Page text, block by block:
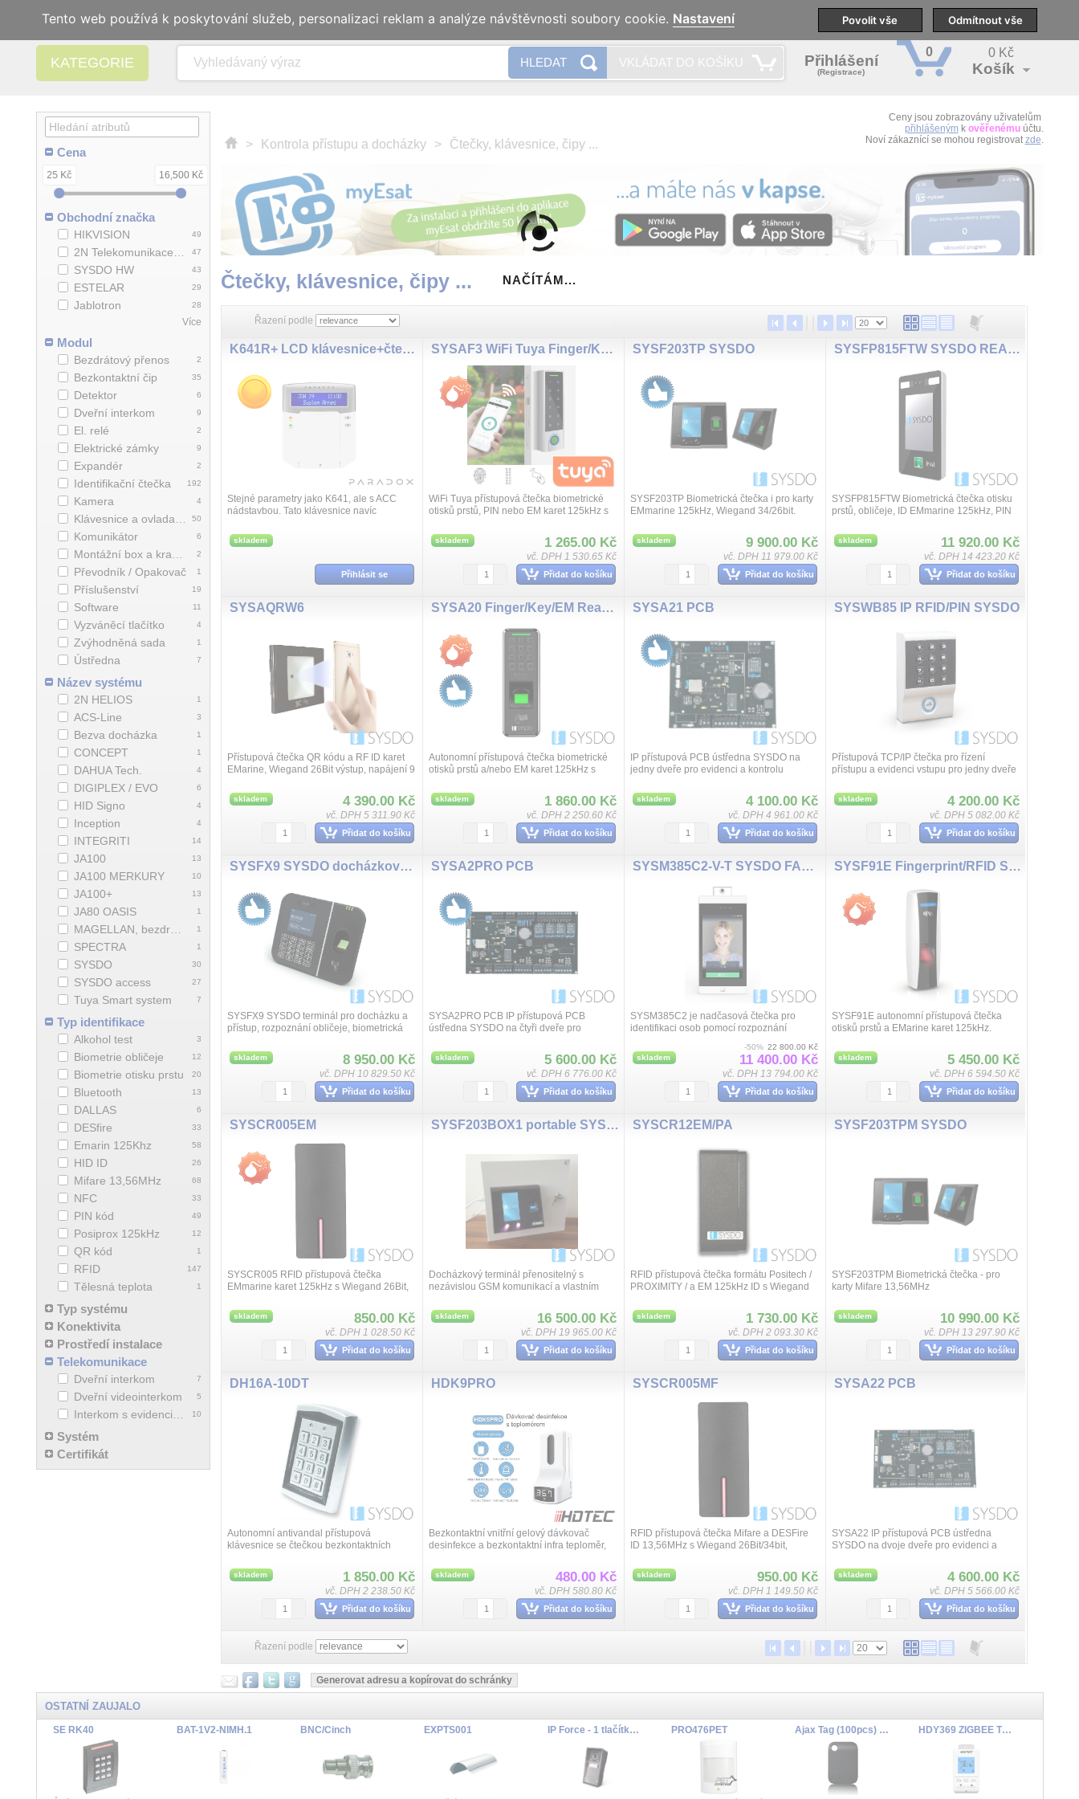
Naše pobočky Technická podpora CS
KATEGORIE HLEDAT VKLÁDAT DO KOŠÍKU Přihlášení
(Registrace)
0 0 Kč
Košík
Cena
25 Kč 16,500 Kč
Obchodní značka
49
HIKVISION
47
43
SYSDO HW
29
ESTELAR
28
Jablotron
Více
Modul
2
Bezdrátový přenos
35
Bezkontaktní čip
6
Detektor
9
Dveřní interkom
2
El. relé
9
Elektrické zámky
2
Expandér
192
Identifikační čtečka
4
Kamera
50
6
Komunikátor
2
1
Převodník / Opakovač
19
Příslušenství
11
Software
4
Vyzváněcí tlačítko
1
Zvýhodněná sada
7
Ústředna
Název systému
1
2N HELIOS
3
ACS-Line
1
Bezva docházka
1
CONCEPT
4
DAHUA Tech.
6
DIGIPLEX / EVO
4
HID Signo
4
Inception
14
INTEGRITI
13
JA100
10
JA100 MERKURY
13
JA100+
1
JA80 OASIS
1
MAGELLAN, bezdrátový systém
1
SPECTRA
30
SYSDO
27
SYSDO access
7
Tuya Smart system
Typ identifikace
3
Alkohol test
12
Biometrie obličeje
20
Biometrie otisku prstu
13
Bluetooth
6
DALLAS
33
DESfire
58
Emarin 125Khz
26
HID ID
68
Mifare 13,56MHz
33
NFC
49
PIN kód
12
Posiprox 125kHz
1
QR kód
147
RFID
1
Tělesná teplota
Typ systému
Konektivita
Prostředí instalace
Telekomunikace
7
Dveřní interkom
5
Dveřní videointerkom
10
Systém
Certifikát
> Kontrola přístupu a docházky > Čtečky, klávesnice, čipy ...
Ceny jsou zobrazovány uživatelům
přihlášenýmk ověřenémuúčtu.
Noví zákaznící se mohou registrovatzde.
Čtečky, klávesnice, čipy ... NAČÍTÁM...
Řazení podle
K641R+ LCD klávesnice+čtečka
Stejné parametry jako K641, ale s ACC
nádstavbou. Tato klávesnice navíc
a přístupový modul. Modře podsvícený ...
skladem
Přihlásit se
SYSAF3 WiFi Tuya Finger/Key/EM Reader WG
WiFi Tuya přístupová čtečka biometrické
otisků prstů, PIN nebo EM karet 125kHz s
uživatelů, autonomní funkce, výstup relé,...
skladem 1 265.00 Kč
vč. DPH 1 530.65 Kč
Přidat do košíku
SYSF203TP SYSDO
SYSF203TP Biometrická čtečka i pro karty
EMmarine 125kHz, Wiegand 34/26bit.
skladem 9 900.00 Kč
vč. DPH 11 979.00 Kč
Přidat do košíku
SYSFP815FTW SYSDO READER, WiFi, IP65
SYSFP815FTW Biometrická čtečka otisku
prstů, obličeje, ID EMmarine 125kHz, PIN
34/26bit. WiFI, Ethernet port, napáje...
skladem 11 920.00 Kč
vč. DPH 14 423.20 Kč
Přidat do košíku
SYSAQRW6
Přístupová čtečka QR kódu a RF ID karet
EMarine, Wiegand 26Bit výstup, napájení 9
86x86x42mm.
skladem 4 390.00 Kč
vč. DPH 5 311.90 Kč
Přidat do košíku
SYSA20 Finger/Key/EM Reader
Autonomní přístupová čtečka biometrické
otisků prstů a/nebo EM karet 125kHz s
uživatelů, autonomní funkce, výstup relé, ...
skladem 1 860.00 Kč
vč. DPH 2 250.60 Kč
Přidat do košíku
SYSA21 PCB
IP přístupová PCB ústředna SYSDO na
jedny dveře pro evidenci a kontrolu
Přístupový modul podporuje TCP/IP P2P
k...
skladem 4 100.00 Kč
vč. DPH 4 961.00 Kč
Přidat do košíku
SYSWB85 IP RFID/PIN SYSDO
Přístupová TCP/IP čtečka pro řízení
přístupu a evidenci vstupu pro jedny dveře
Čtečka má Wigand vstup pro přip...
skladem 4 200.00 Kč
vč. DPH 5 082.00 Kč
Přidat do košíku
SYSFX9 SYSDO docházkový a přístupový terminál
SYSFX9 SYSDO terminál pro docházku a
přístup, rozpoznání obličeje, biometrická
objednání Mifare 13,56kHz/, kód. Komuni...
skladem 8 950.00 Kč
vč. DPH 10 829.50 Kč
Přidat do košíku
SYSA2PRO PCB
SYSA2PRO PCB IP přístupová PCB
ústředna SYSDO na čtyři dveře pro
jednoho směru. Přístupový modul
podporuje ...
skladem 5 600.00 Kč
vč. DPH 6 776.00 Kč
Přidat do košíku
SYSM385C2-V-T SYSDO FACE READER + TEMP
SYSM385C2 je nadčasová čtečka pro
identifikaci osob pomocí rozpoznání
rozpoznání nasazené ochranné roušky v
systému...
skladem
-50% 22 800.00 Kč
11 400.00 Kč
vč. DPH 13 794.00 Kč
Přidat do košíku
SYSF91E Fingerprint/RFID SYSDO acces reader
SYSF91E autonomní přístupová čtečka
otisků prstů a EMarine karet 125kHz.
portálem SYSDO vytvoří ucelený systém
evidence d...
skladem 5 450.00 Kč
vč. DPH 6 594.50 Kč
Přidat do košíku
SYSCR005EM
SYSCR005 RFID přístupová čtečka
EMmarine karet 125kHz s Wiegand 26Bit,
rozměry 49 x 20 x 110mm, krytí IP68
skladem 850.00 Kč
vč. DPH 1 028.50 Kč
Přidat do košíku
SYSF203BOX1 portable SYSDO
Docházkový terminál přenositelný s
nezávislou GSM komunikací a vlastním
LTE/3G/2G. Vhodné na stavby. Obsahuje
čtečku S...
skladem 16 500.00 Kč
vč. DPH 19 965.00 Kč
Přidat do košíku
SYSCR12EM/PA
RFID přístupová čtečka formátu Positech /
PROXIMITY / a EM 125kHz ID s Wiegand
150 mA, rozměry 100 x 46 x 20 ...
skladem 1 730.00 Kč
vč. DPH 2 093.30 Kč
Přidat do košíku
SYSF203TPM SYSDO
SYSF203TPM Biometrická čtečka - pro
karty Mifare 13,56MHz
skladem 10 990.00 Kč
vč. DPH 13 297.90 Kč
Přidat do košíku
DH16A-10DT
Autonomní antivandal přístupová
klávesnice se čtečkou bezkontaktních
Krytí IP65, robustní kovové provedení,
kovová podsvě...
skladem 1 850.00 Kč
vč. DPH 2 238.50 Kč
Přidat do košíku
HDK9PRO
Bezkontaktní vnitřní gelový dávkovač
desinfekce a bezkontaktní infra teploměr,
USB-C port, dosah 5 až 10cm, přesn...
skladem 480.00 Kč
vč. DPH 580.80 Kč
Přidat do košíku
SYSCR005MF
RFID přístupová čtečka Mifare a DESFire
ID 13,56MHz s Wiegand 26Bit/34bit,
rozměry 49 x 20 x 110mm, krytí IP68
skladem 950.00 Kč
vč. DPH 1 149.50 Kč
Přidat do košíku
SYSA22 PCB
SYSA22 IP přístupová PCB ústředna
SYSDO na dvoje dveře pro evidenci a
směrů. Přístupový modul podporuje TCP/IP
P2P k...
skladem 4 600.00 Kč
vč. DPH 5 566.00 Kč
Přidat do košíku
Řazení podle
OSTATNÍ ZAUJALO
SE RK40 BAT-1V2-NIMH.1 BNC/Cinch EXPTS001 IP Force - 1 tlačítko, HD kamera, 10W reproduktor PRO476PET Ajax Tag (100pcs) ASP black HDY369 ZIGBEE TUYA termostatická hlavice
Tento web používá k poskytování služeb, personalizaci reklam a analýze návštěvnosti soubory cookie. Nastavení Povolit vše Odmítnout vše